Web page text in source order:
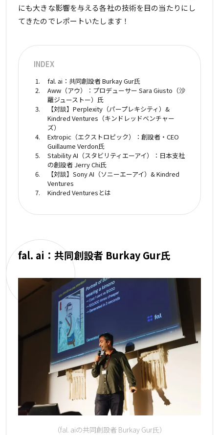
にも大きな影響を与える各社の技術を目の当たりにし
てきたのでレポートいたします！
INDEX
fal. ai：共同創設者 Burkay Gur氏
Aww（アウ）：プロデューサー Sara Giusto（沙
羅ジューストー）氏
【対談】Perplexity（パープレキシティ）&
Kindred Ventures（キンドレッドベンチャー
ズ）
Extropic（エクストロピック）：創設者・CEO
Guillaume Verdon氏
Stability AI（スタビリティエーアイ）：日本支社
の創設者 Jerry Chi氏
【対談】Sony AI（ソニーエーアイ）& Kindred
Ventures
Kindred Venturesとは
fal. ai：共同創設者 Burkay Gur氏
（fal. aiの共同創設者 Burkay Gur氏）